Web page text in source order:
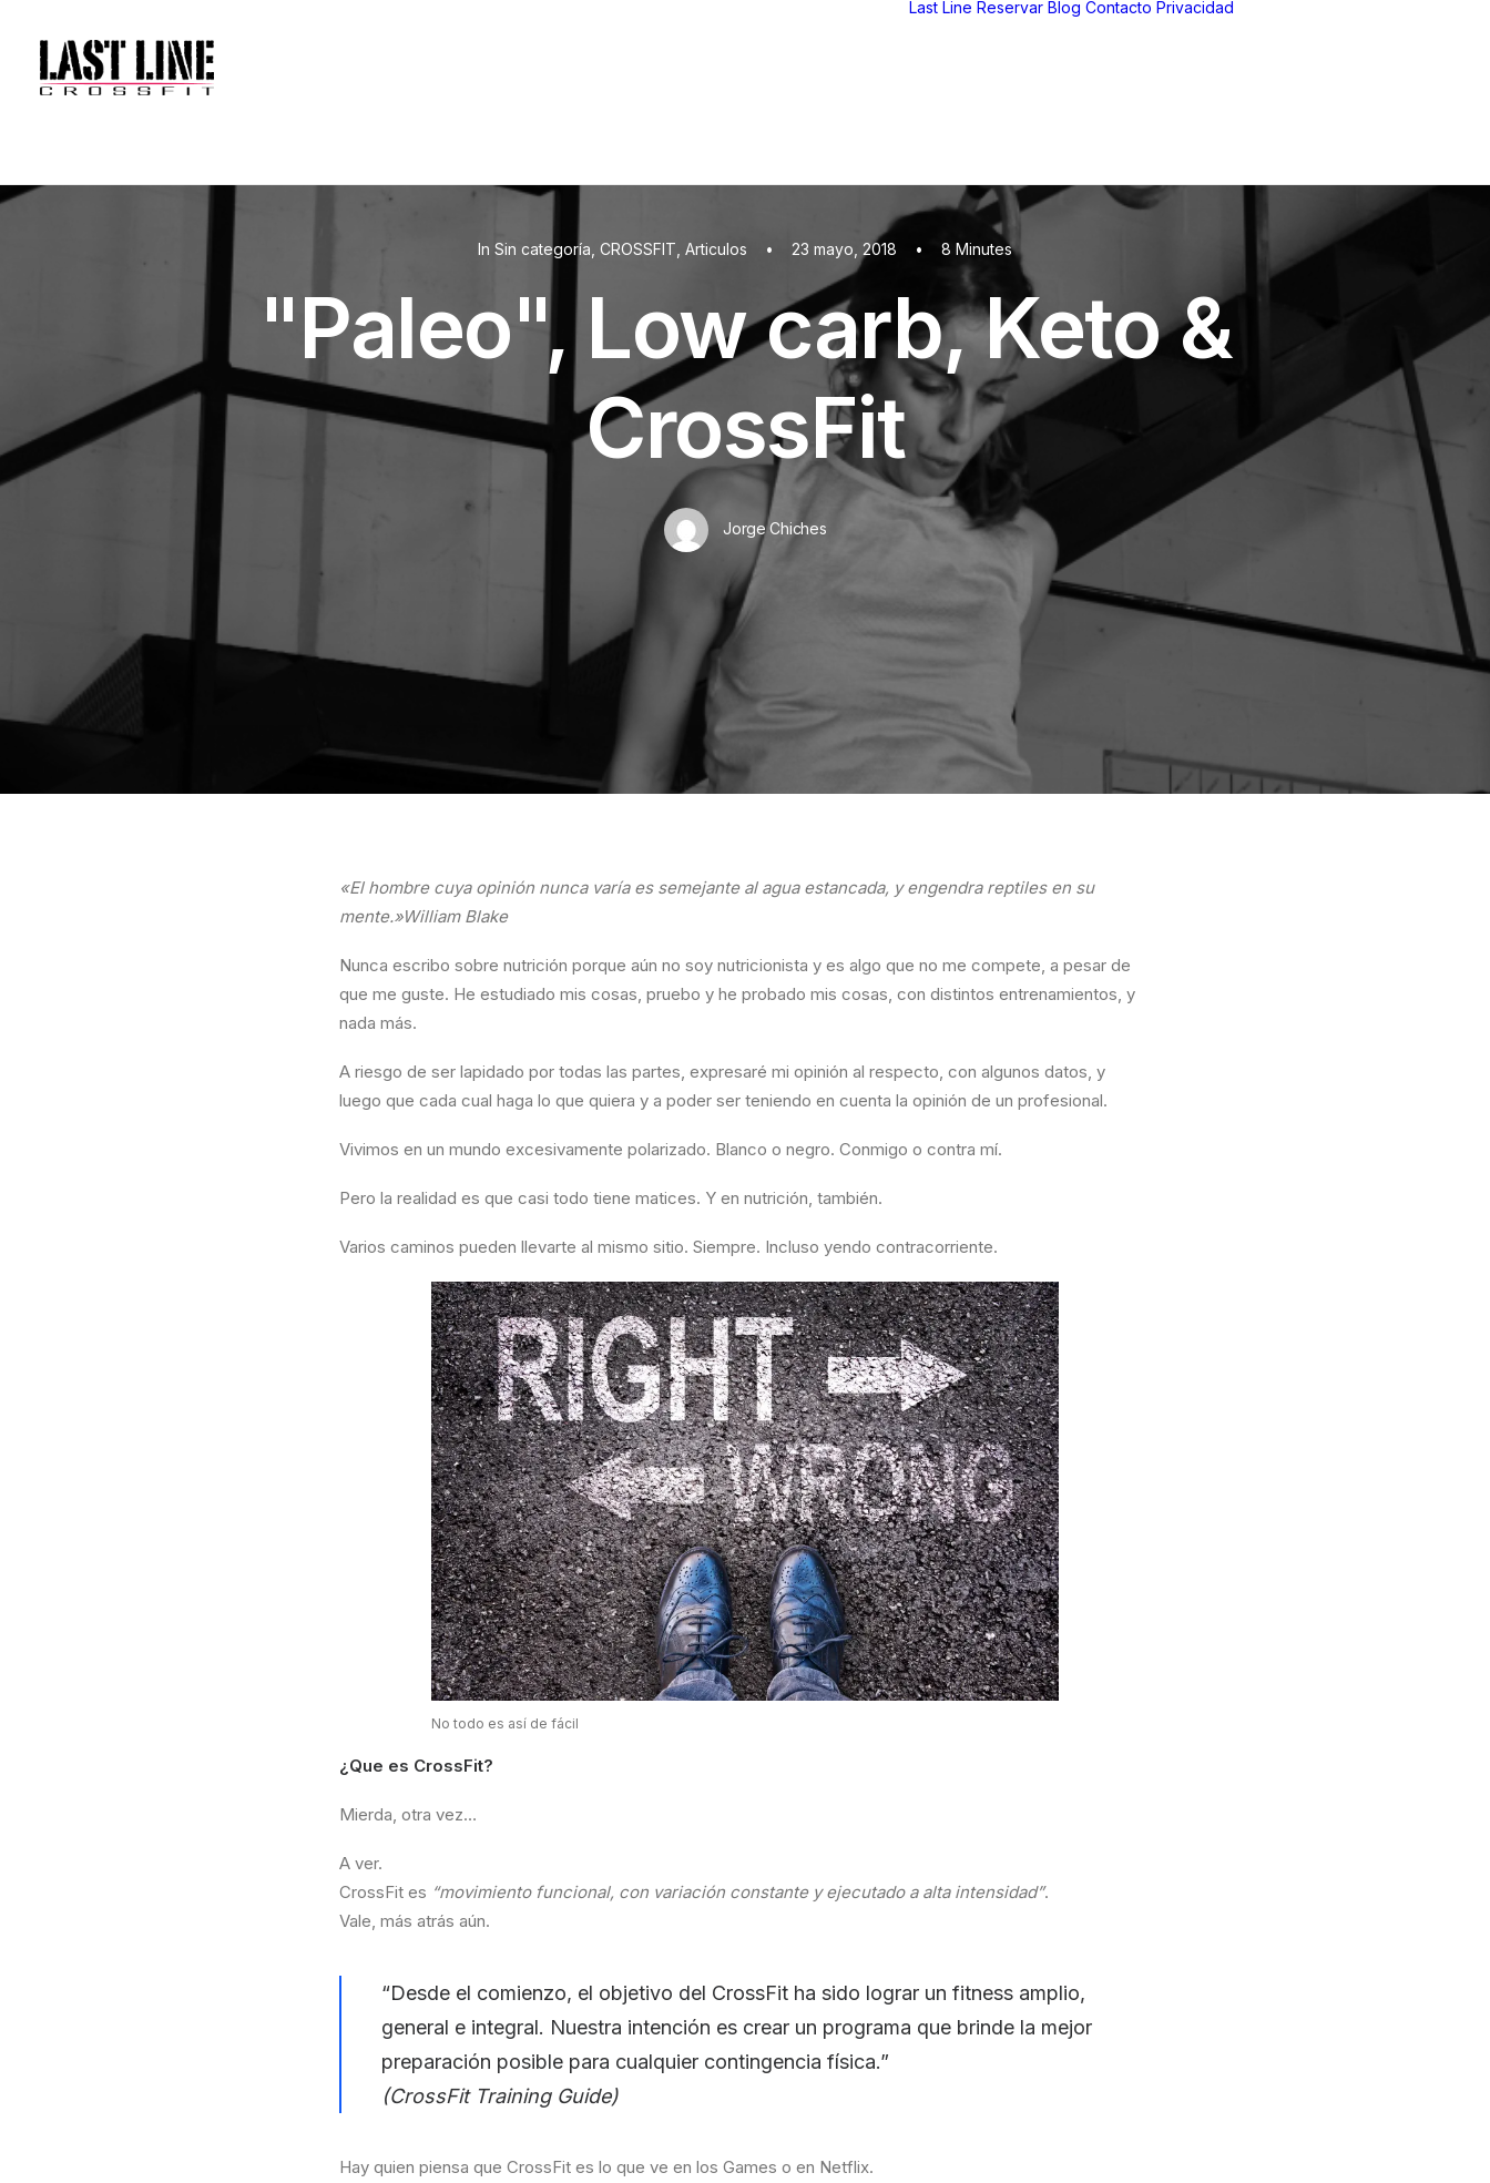
Last Line Reservar Blog Contacto Privacidad
In Sin categoría CROSSFIT Articulos • 23 mayo, 2018 • 8 Minutes
"Paleo", Low carb, Keto &
CrossFit
Jorge Chiches
«El hombre cuya opinión nunca varía es semejante al agua estancada, y engendra reptiles en su
mente.»William Blake
Nunca escribo sobre nutrición porque aún no soy nutricionista y es algo que no me compete, a pesar de
que me guste. He estudiado mis cosas, pruebo y he probado mis cosas, con distintos entrenamientos, y
nada más.
A riesgo de ser lapidado por todas las partes, expresaré mi opinión al respecto, con algunos datos, y
luego que cada cual haga lo que quiera y a poder ser teniendo en cuenta la opinión de un profesional.
Vivimos en un mundo excesivamente polarizado. Blanco o negro. Conmigo o contra mí.
Pero la realidad es que casi todo tiene matices. Y en nutrición, también.
Varios caminos pueden llevarte al mismo sitio. Siempre. Incluso yendo contracorriente.
No todo es así de fácil
¿Que es CrossFit?
Mierda, otra vez…
A ver.
CrossFit es “movimiento funcional, con variación constante y ejecutado a alta intensidad”.
Vale, más atrás aún.
“Desde el comienzo, el objetivo del CrossFit ha sido lograr un fitness amplio,
general e integral. Nuestra intención es crear un programa que brinde la mejor
preparación posible para cualquier contingencia física.”
(CrossFit Training Guide)
Hay quien piensa que CrossFit es lo que ve en los Games o en Netflix.